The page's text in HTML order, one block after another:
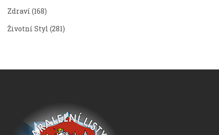
Zdraví (168)
Životní Styl (281)